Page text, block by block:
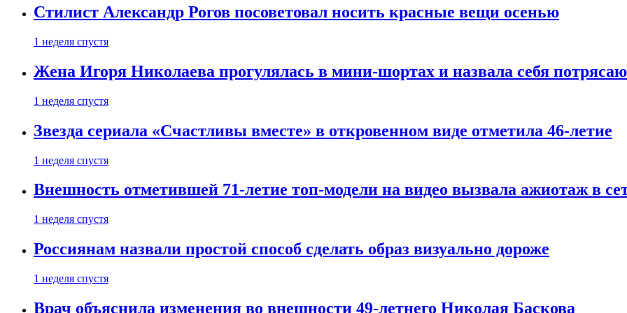
Стилист Александр Рогов посоветовал носить красные вещи осенью
1 неделя спустя
Жена Игоря Николаева прогулялась в мини-шортах и назвала себя
1 неделя спустя
Звезда сериала «Счастливы вместе» в откровенном виде отметила 46-летие
1 неделя спустя
Внешность отметившей 71-летие топ-модели на видео вызвала ажиотаж в
1 неделя спустя
Россиянам назвали простой способ сделать образ визуально дороже
1 неделя спустя
Врач объяснила изменения во внешности 49-летнего Николая Баскова